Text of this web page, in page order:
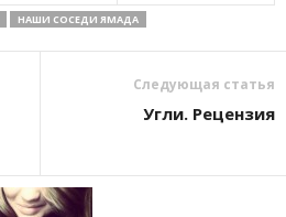
НАШИ СОСЕДИ ЯМАДА
Следующая статья
Угли. Рецензия